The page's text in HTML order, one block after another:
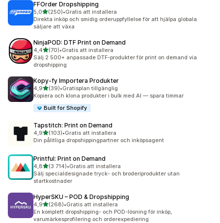
FFOrder Dropshipping
5,0av 5 stjärnor
(250)
250 recensioner totalt
•Gratis att installera
Direkta inköp och smidig orderuppfyllelse för att hjälpa globala
säljare att växa
NinjaPOD: DTF Print on Demand
4,4av 5 stjärnor
(70)
70 recensioner totalt
•Gratis att installera
Sälj 2 500+ anpassade DTF-produkter för print on demand via
dropshipping
Kopy‑fy Importera Produkter
4,9av 5 stjärnor
(39)
39 recensioner totalt
•Gratisplan tillgänglig
Kopiera och klona produkter i bulk med AI — spara timmar
Built for Shopify
Tapstitch: Print on Demand
4,9av 5 stjärnor
(103)
103 recensioner totalt
•Gratis att installera
Din pålitliga dropshippingpartner och inköpsagent
Printful: Print on Demand
4,8av 5 stjärnor
(3 714)
3714 recensioner totalt
•Gratis att installera
Sälj specialdesignade tryck- och broderiprodukter utan
startkostnader
HyperSKU – POD & Dropshipping
4,9av 5 stjärnor
(268)
268 recensioner totalt
•Gratis att installera
En komplett dropshipping- och POD-lösning för inköp,
varumärkesprofilering och orderexpediering